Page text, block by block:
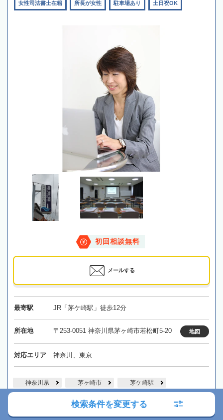
女性司法書士在籍 所長が女性 駐車場あり 土日祝OK
初回相談無料
メールする
最寄駅 JR「茅ケ崎駅」徒歩12分
所在地 〒253-0051 神奈川県茅ヶ崎市若松町5-20 地図
対応エリア 神奈川、東京
神奈川県 茅ヶ崎市 茅ケ崎駅
詳細を見る
検索条件を変更する